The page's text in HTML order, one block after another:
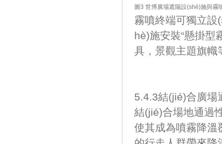
圖3 世博廣場遮陽設(shè)施與
霧噴終端可獨立設
hè)施安裝“懸掛型
具，景觀主題旗幟
5.4.3結(jié)合廣場
結(jié)合場地通過性
使其成為噴霧降溫